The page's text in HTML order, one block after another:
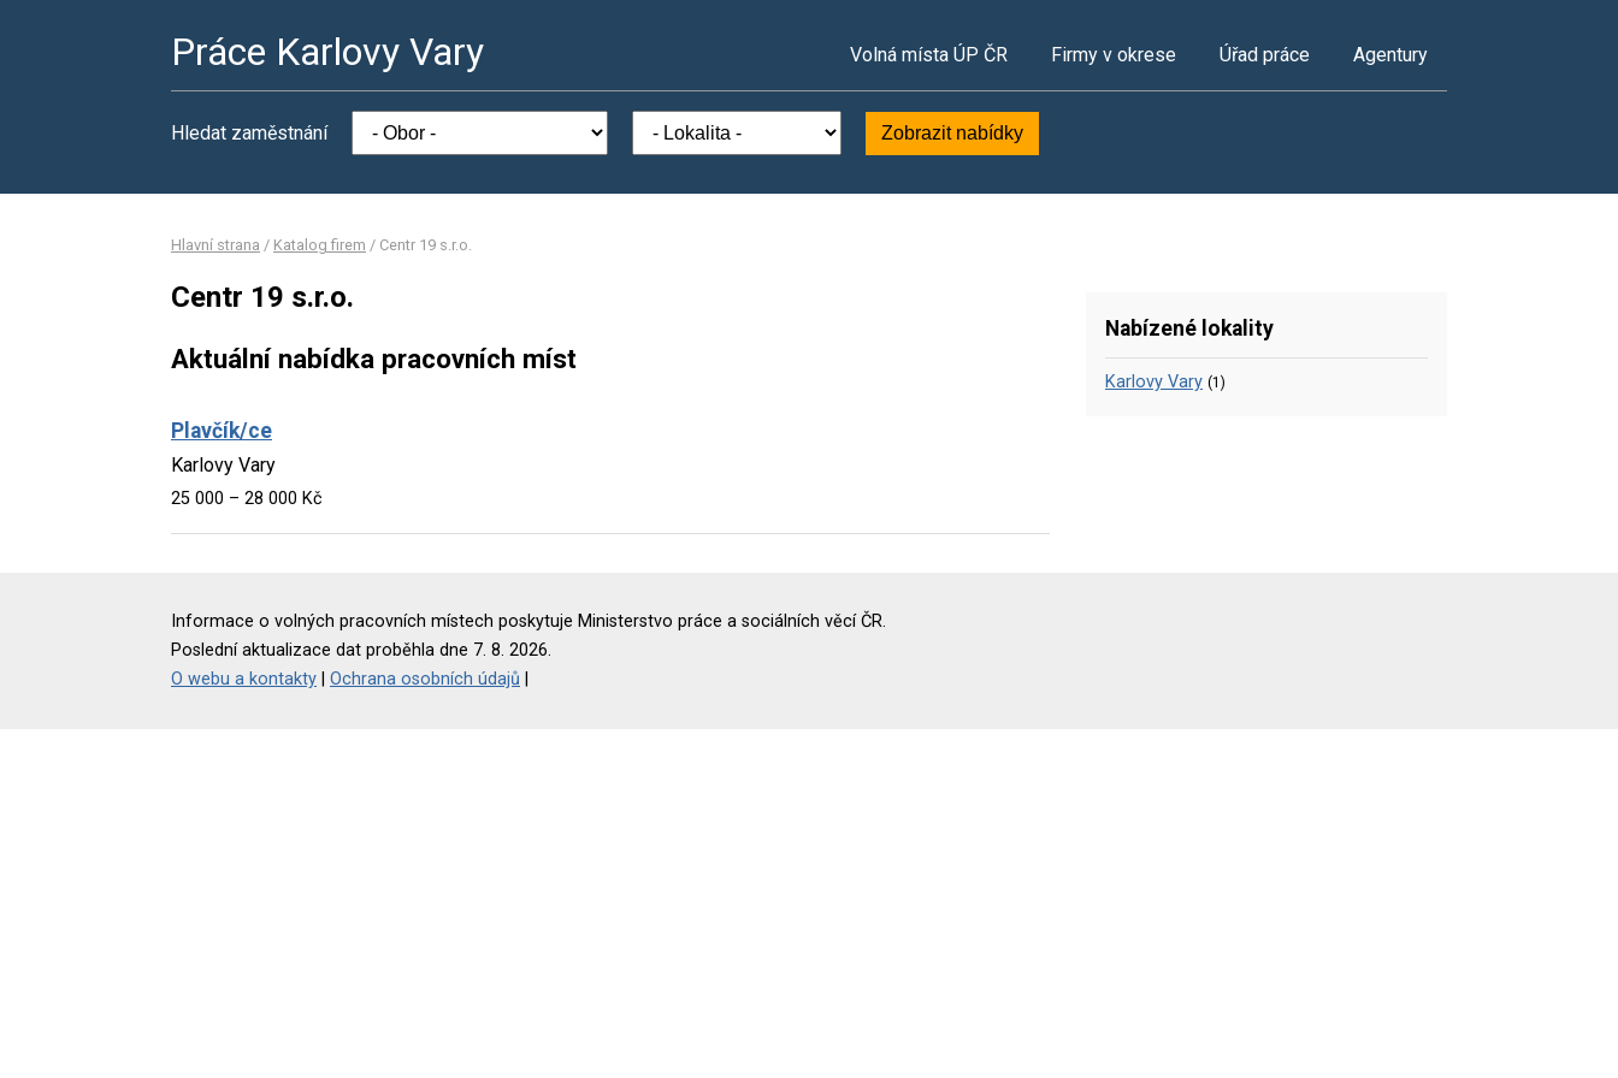
Práce Karlovy Vary Volná místa ÚP ČR Firmy v okrese Úřad práce Agentury
Hledat zaměstnání Zobrazit nabídky
Hlavní strana / Katalog firem / Centr 19 s.r.o.
Centr 19 s.r.o.
Aktuální nabídka pracovních míst
Plavčík/ce
Karlovy Vary
25 000 – 28 000 Kč
Nabízené lokality
Karlovy Vary (1)
Informace o volných pracovních místech poskytuje Ministerstvo práce a sociálních věcí ČR.
Poslední aktualizace dat proběhla dne 7. 8. 2026.
O webu a kontakty
Ochrana osobních údajů